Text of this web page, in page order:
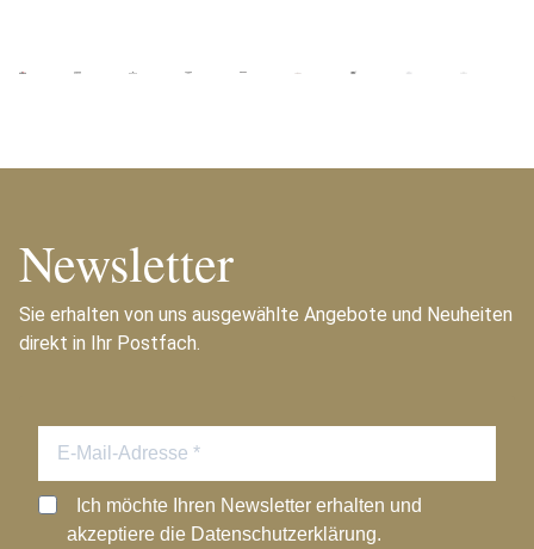
Newsletter
Sie erhalten von uns ausgewählte Angebote und Neuheiten
direkt in Ihr Postfach.
Ich möchte Ihren Newsletter erhalten und
akzeptiere die Datenschutzerklärung.